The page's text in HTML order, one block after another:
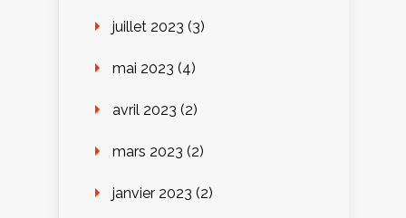
juillet 2023 (3)
mai 2023 (4)
avril 2023 (2)
mars 2023 (2)
janvier 2023 (2)